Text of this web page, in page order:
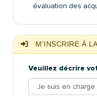
évaluation des
M'INSCRIRE À
Veuillez décrire